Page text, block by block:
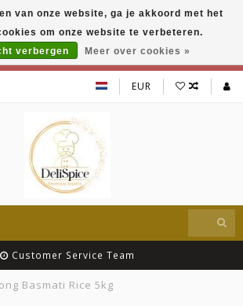
online Indian grocery shop with
like Daawat, Suhana, DeliSpice
and many more !!!
EUR
Customer Service Team
Basmati Rice 5kg
van onze website, ga je akkoord met het
om onze website te verbeteren.
verbergen
Meer over cookies »